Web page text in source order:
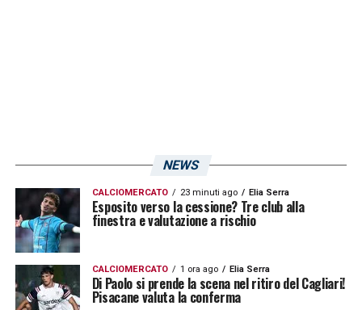
cambieremo.Intere Napoli d’accordo? È
inevitabile, è una decisione del Consiglio
LA PLAYLIST DELLE NOSTRE TOP NEWS
NEWS
CALCIOMERCATO 23 minuti ago Elia Serra
Esposito verso la cessione? Tre club alla
finestra e valutazione a rischio
CALCIOMERCATO 1 ora ago Elia Serra
Di Paolo si prende la scena nel ritiro del Cagliari!
Pisacane valuta la conferma